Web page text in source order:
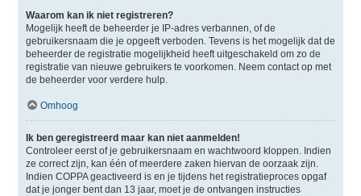
Waarom kan ik niet registreren?
Mogelijk heeft de beheerder je IP-adres verbannen, of de
gebruikersnaam die je opgeeft verboden. Tevens is het mogelijk dat de
beheerder de registratie mogelijkheid heeft uitgeschakeld om zo de
registratie van nieuwe gebruikers te voorkomen. Neem contact op met
de beheerder voor verdere hulp.
Omhoog
Ik ben geregistreerd maar kan niet aanmelden!
Controleer eerst of je gebruikersnaam en wachtwoord kloppen. Indien
ze correct zijn, kan één of meerdere zaken hiervan de oorzaak zijn.
Indien COPPA geactiveerd is en je tijdens het registratieproces opgaf
dat je jonger bent dan 13 jaar, moet je de ontvangen instructies